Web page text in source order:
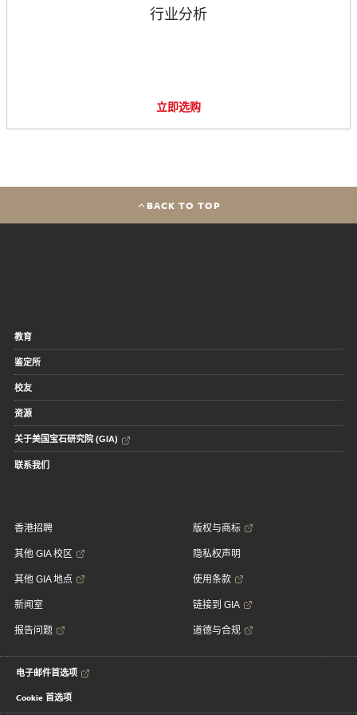
行业分析
立即选购
BACK TO TOP
教育
鉴定所
校友
资源
关于美国宝石研究院 (GIA)
联系我们
香港招聘
其他 GIA 校区
其他 GIA 地点
新闻室
报告问题
版权与商标
隐私权声明
使用条款
链接到 GIA
道德与合规
电子邮件首选项
Cookie 首选项